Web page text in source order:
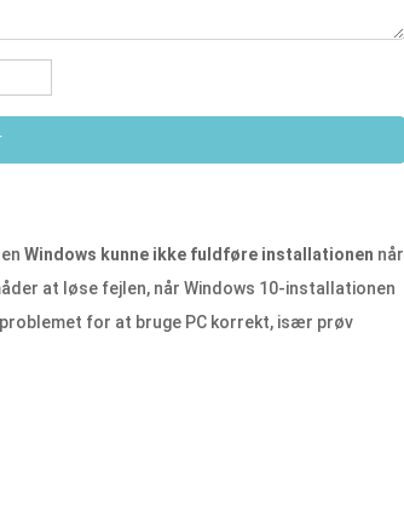
Windows kunne ikke fuldføre installationen når
at løse fejlen, når Windows 10-installationen
for at bruge PC korrekt, især prøv